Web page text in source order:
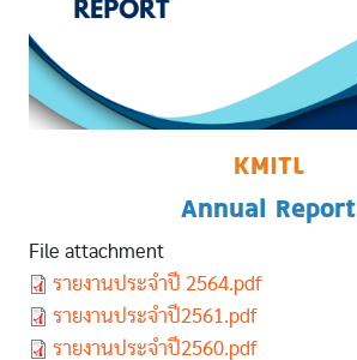
KMITL
Annual Report
File attachment
Document
รายงานประจำปี 2564.pdf
Document
รายงานประจำปี2561.pdf
Document
รายงานประจำปี2560.pdf